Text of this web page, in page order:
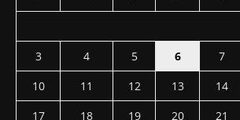
3
4 5 6 7
10
11 12 13 14
17
18 19 20 21